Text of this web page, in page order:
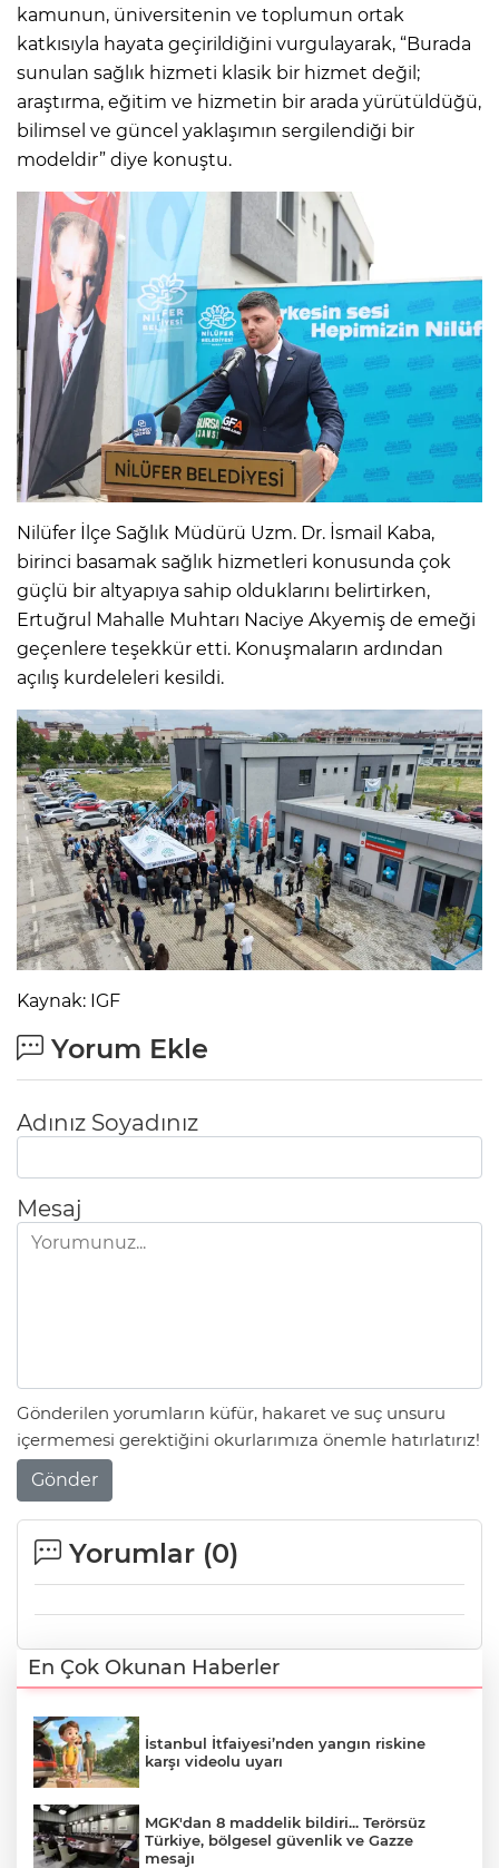
kamunun, üniversitenin ve toplumun ortak
katkısıyla hayata geçirildiğini vurgulayarak, “Burada
sunulan sağlık hizmeti klasik bir hizmet değil;
araştırma, eğitim ve hizmetin bir arada yürütüldüğü,
bilimsel ve güncel yaklaşımın sergilendiği bir
modeldir” diye konuştu.
Nilüfer İlçe Sağlık Müdürü Uzm. Dr. İsmail Kaba,
birinci basamak sağlık hizmetleri konusunda çok
güçlü bir altyapıya sahip olduklarını belirtirken,
Ertuğrul Mahalle Muhtarı Naciye Akyemiş de emeği
geçenlere teşekkür etti. Konuşmaların ardından
açılış kurdeleleri kesildi.
Kaynak: IGF
Yorum Ekle
Adınız Soyadınız
Mesaj
Gönderilen yorumların küfür, hakaret ve suç unsuru
içermemesi gerektiğini okurlarımıza önemle hatırlatırız!
Gönder
Yorumlar (0)
En Çok Okunan Haberler
İstanbul İtfaiyesi’nden yangın riskine
karşı videolu uyarı
MGK'dan 8 maddelik bildiri... Terörsüz
Türkiye, bölgesel güvenlik ve Gazze
mesajı